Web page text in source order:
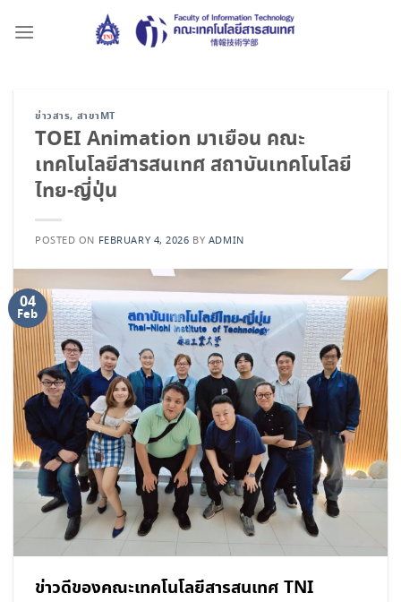
ข่าวสาร, สาขาMT
TOEI Animation มาเยือน คณะ
เทคโนโลยีสารสนเทศ สถาบันเทคโนโลยี
ไทย-ญี่ปุ่น
POSTED ON FEBRUARY 4, 2026 BY ADMIN
04
Feb
ข่าวดีของคณะเทคโนโลยีสารสนเทศ TNI